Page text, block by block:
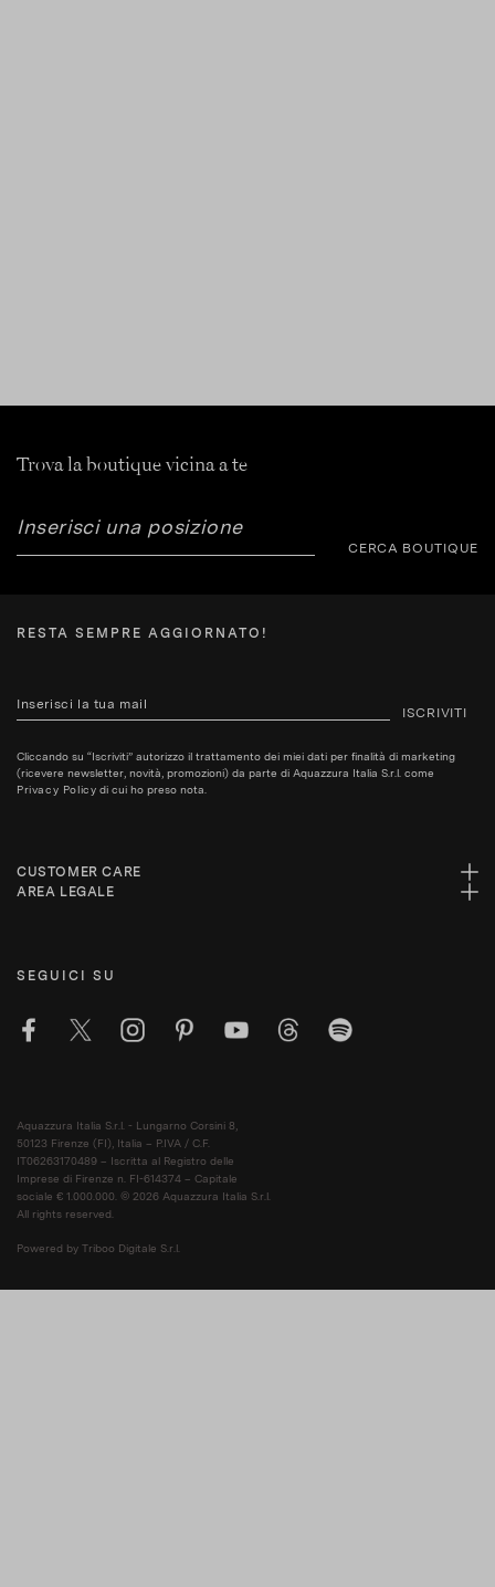
Trova la boutique vicina a te
CERCA BOUTIQUE
RESTA SEMPRE AGGIORNATO!
ISCRIVITI
Cliccando su “Iscriviti” autorizzo il trattamento dei miei dati per finalità di marketing
(ricevere newsletter, novità, promozioni) da parte di Aquazzura Italia S.r.l. come
Privacy Policy di cui ho preso nota.
CUSTOMER CARE
AREA LEGALE
SEGUICI SU
Aquazzura Italia S.r.l. - Lungarno Corsini 8,
50123 Firenze (FI), Italia – P.IVA / C.F.
IT06263170489 – Iscritta al Registro delle
Imprese di Firenze n. FI-614374 – Capitale
sociale € 1.000.000. © 2026 Aquazzura Italia S.r.l.
All rights reserved.
Powered by Triboo Digitale S.r.l.